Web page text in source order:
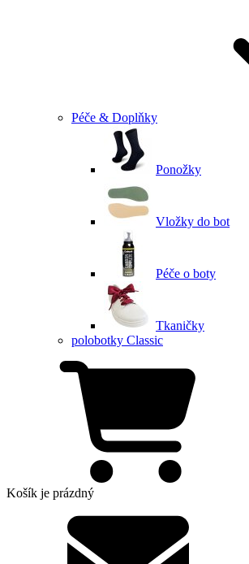
Péče & Doplňky
Ponožky
Vložky do bot
Péče o boty
Tkaničky
polobotky Classic
Košík je prázdný